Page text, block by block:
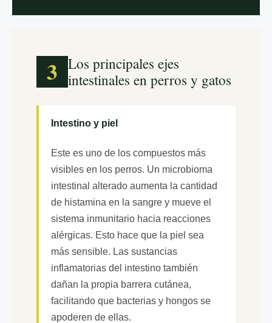
3 Los principales ejes
intestinales en perros y gatos
Intestino y piel
Este es uno de los compuestos más
visibles en los perros. Un microbioma
intestinal alterado aumenta la cantidad
de histamina en la sangre y mueve el
sistema inmunitario hacia reacciones
alérgicas. Esto hace que la piel sea
más sensible. Las sustancias
inflamatorias del intestino también
dañan la propia barrera cutánea,
facilitando que bacterias y hongos se
apoderen de ellas.